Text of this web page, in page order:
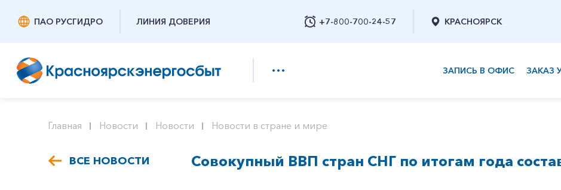
ПАО РУСГИДРО ЛИНИЯ ДОВЕРИЯ +7-800-700-24-57
Заказать обратный звонок
КРАСНОЯРСК
ЗАПИСЬ В ОФИС ЗАКАЗ
Главная Новости Новости Новости в стране и мире
ВСЕ НОВОСТИ Совокупный ВВП стран СНГ по итогам года